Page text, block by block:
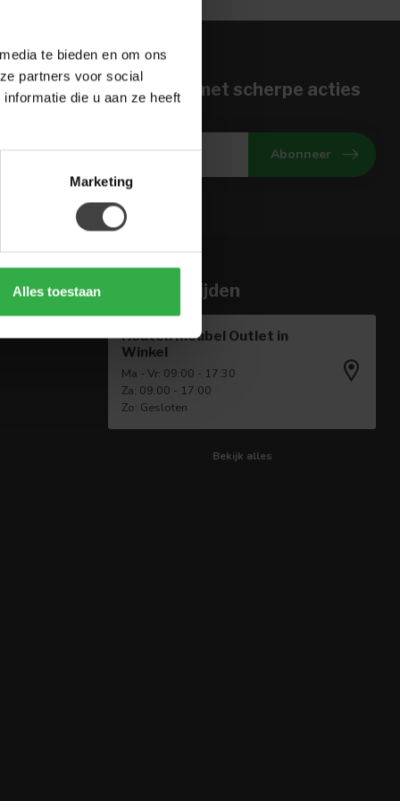
te bieden en om ons
partners voor social
die u aan ze heeft
Marketing
Alles toestaan
voor onze nieuwbrief met scherpe acties
Abonneer
Openingstijden
Houten Meubel Outlet in
Winkel
Ma - Vr: 09:00 - 17:30
Za: 09:00 - 17:00
Zo: Gesloten
Bekijk alles